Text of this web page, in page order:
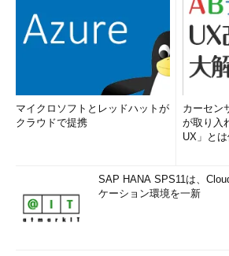
マイクロソフトとレッドハットが
クラウドで提携
カーセン
が取り入
UX」と
SAP HANA SPS11は、
ケーション環境を一新